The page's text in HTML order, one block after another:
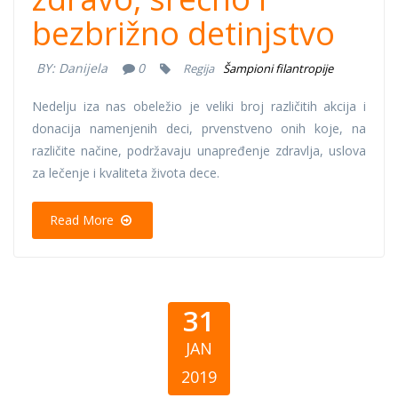
bezbrižno detinjstvo
BY: Danijela 0 Regija Šampioni filantropije
Nedelju iza nas obeležio je veliki broj različitih akcija i
donacija namenjenih deci, prvenstveno onih koje, na
različite načine, podržavaju unapređenje zdravlja, uslova
za lečenje i kvaliteta života dece.
Read More
31
JAN
2019